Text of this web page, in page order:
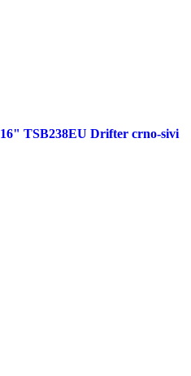
TSB238EU Drifter crno-sivi